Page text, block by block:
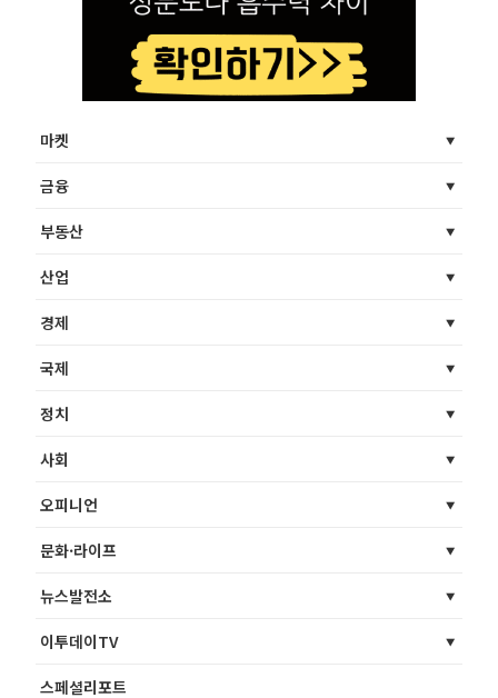
마켓
금융
부동산
산업
경제
국제
정치
사회
오피니언
문화·라이프
뉴스발전소
이투데이TV
스페셜리포트